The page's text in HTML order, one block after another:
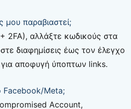
μου παραβιαστεί;
2FA), αλλάξτε κωδικούς στα
διαφημίσεις έως τον έλεγχο
αποφυγή ύποπτων links.
Facebook/Meta;
Account,